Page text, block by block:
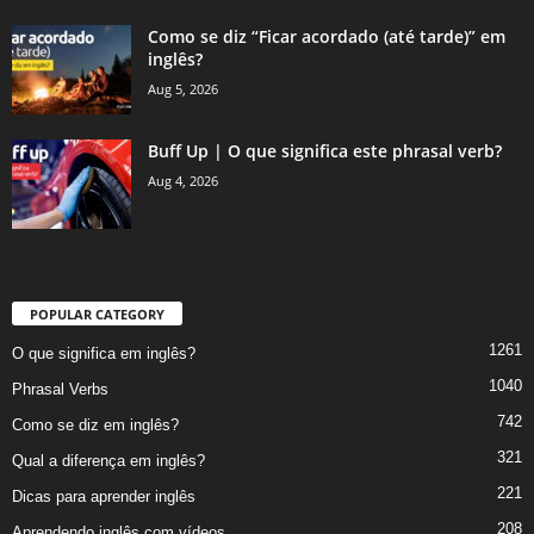
Como se diz “Ficar acordado (até tarde)” em
inglês?
Aug 5, 2026
Buff Up | O que significa este phrasal verb?
Aug 4, 2026
POPULAR CATEGORY
O que significa em inglês? 1261
Phrasal Verbs 1040
Como se diz em inglês? 742
Qual a diferença em inglês? 321
Dicas para aprender inglês 221
208